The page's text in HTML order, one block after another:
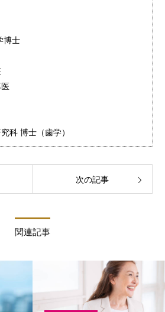
博士
科 博士（歯学）
次の記事
関連記事